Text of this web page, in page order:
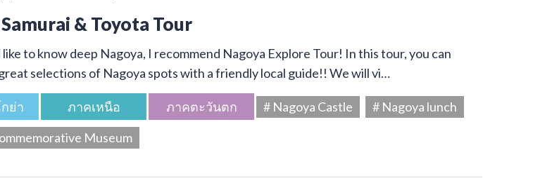
& Toyota Tour
to know deep Nagoya, I recommend Nagoya Explore Tour! In this tour, you can
selections of Nagoya spots with a friendly local guide!! We will vi…
ย่า ภาคเหนือ ภาคตะวันตก # Nagoya Castle
# Nagoya lunch
Museum